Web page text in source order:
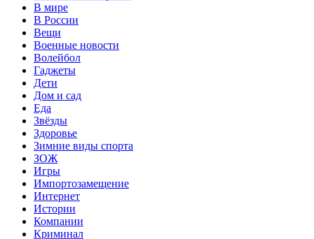
В мире
В России
Вещи
Военные новости
Волейбол
Гаджеты
Дети
Дом и сад
Еда
Звёзды
Здоровье
Зимние виды спорта
ЗОЖ
Игры
Импортозамещение
Интернет
Истории
Компании
Криминал